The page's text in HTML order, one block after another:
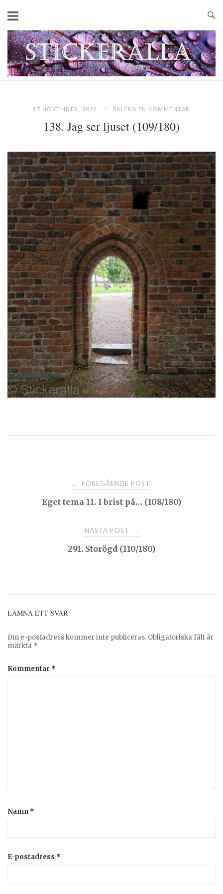
content
Home
17 NOVEMBER, 2022 SKICKA EN KOMMENTAR
138. Jag ser ljuset (109/180)
navigation
← FÖREGÅENDE POST
Eget tema 11. I brist på… (108/180)
NÄSTA POST →
291. Storögd (110/180)
LÄMNA ETT SVAR
Din e-postadress kommer inte publiceras. Obligatoriska fält är
märkta *
Kommentar *
Namn *
E-postadress *